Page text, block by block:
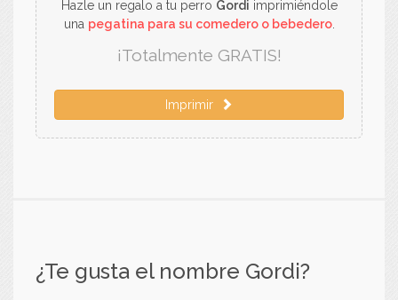
Hazle un regalo a tu perro Gordi imprimiéndole
una pegatina para su comedero o bebedero.
¡Totalmente GRATIS!
Imprimir
¿Te gusta el nombre Gordi?